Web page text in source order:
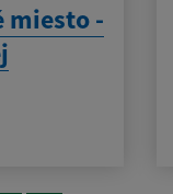
miesto -